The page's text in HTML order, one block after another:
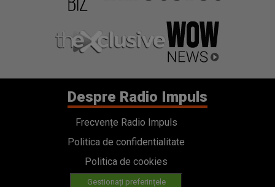
Despre Radio Impuls
Frecvențe Radio Impuls
Politica de confidentialitate
Politica de cookies
Gestionați preferințele